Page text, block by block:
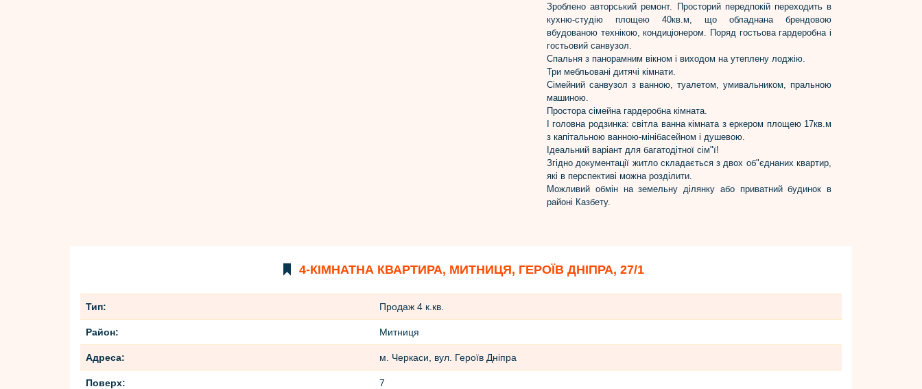
Зроблено авторський ремонт. Просторий передпокій переходить в
кухню-студію площею 40кв.м, що обладнана брендовою
вбудованою технікою, кондиціонером. Поряд гостьова гардеробна і
гостьовий санвузол.
Спальня з панорамним вікном і виходом на утеплену лоджію.
Три мебльовані дитячі кімнати.
Сімейний санвузол з ванною, туалетом, умивальником, пральною
машиною.
Простора сімейна гардеробна кімната.
І головна родзинка: світла ванна кімната з еркером площею 17кв.м
з капітальною ванною-мінібасейном і душевою.
Ідеальний варіант для багатодітної сім"ї!
Згідно документації житло складається з двох об"єднаних квартир,
які в перспективі можна розділити.
Можливий обмін на земельну ділянку або приватний будинок в
районі Казбету.
4-КІМНАТНА КВАРТИРА, МИТНИЦЯ, ГЕРОЇВ ДНІПРА, 27/1
Тип: Продаж 4 к.кв.
Район: Митниця
Адреса: м. Черкаси, вул. Героїв Дніпра
Поверх: 7